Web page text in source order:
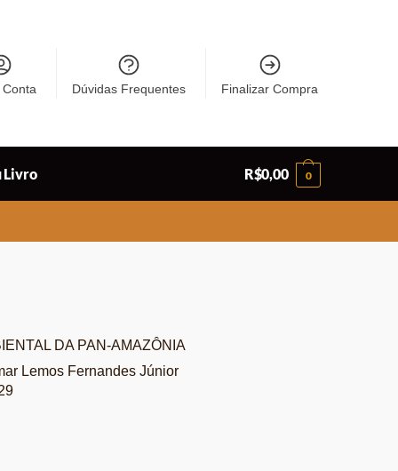
Dúvidas Frequentes Finalizar Compra
Livro R$0,00 0
DA PAN-AMAZÔNIA
Lemos Fernandes Júnior